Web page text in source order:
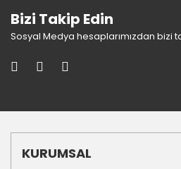
Bizi Takip Edin
Sosyal Medya hesaplarımızdan bizi
KURUMSAL